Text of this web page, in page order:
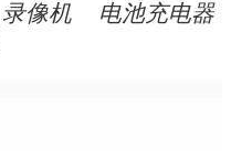
录像机
电池充电器